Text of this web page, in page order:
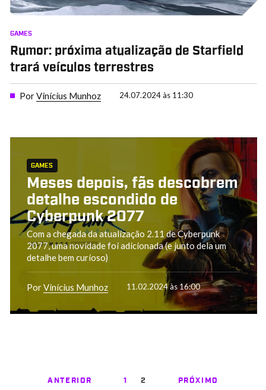
GAMES
Rumor: próxima atualização de Starfield
trará veículos terrestres
PorVinícius Munhoz 24.07.2024 às 11:30
GAMES
Meses depois, fãs descobrem
detalhe escondido de
Cyberpunk 2077
Com a chegada da atualização 2.11 de Cyberpunk
2077, uma novidade foi adicionada (e junto dela um
detalhe bem curioso)
PorVinícius Munhoz 11.02.2024 às 16:00
ANTERIOR 1 2 PRÓXIMO